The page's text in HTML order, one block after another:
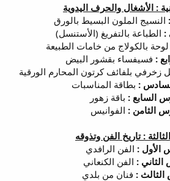
: الأشغال والحرف اليدوية
النسيج الملون البسيط بالورق
: الطباعة بالتفريغ (الأستنسل)
لوحة بالكولاج من خامات الطبيعة
: فسيفساء بقشور البيض
زخرفي بلفائف كرتون المحارم الورقية
: بطاقة المناسبات
السابع : باقة زهور
الثامن : الفوانيس
: تاريخ الفن وتذوقه
الأول : الفن الرافدي
الثاني : الفن الكنعاني
: فنان من بلدي